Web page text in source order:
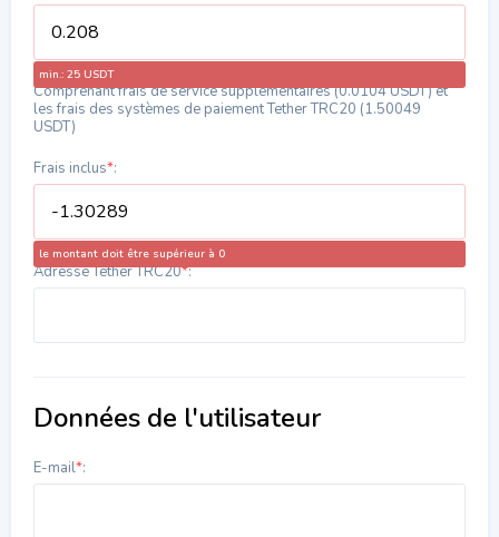
min.: 25 USDT
Comprenant frais de service supplémentaires (0.0104 USDT) et
les frais des systèmes de paiement Tether TRC20 (1.50049
USDT)
Frais inclus*:
le montant doit être supérieur à 0
Adresse Tether TRC20*:
Données de l'utilisateur
E-mail*: